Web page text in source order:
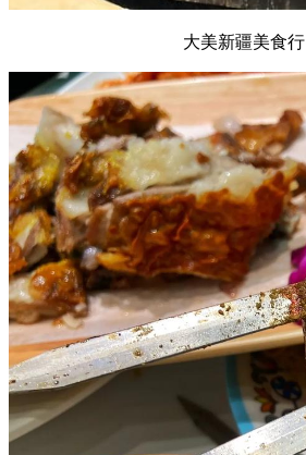
大美新疆美食行